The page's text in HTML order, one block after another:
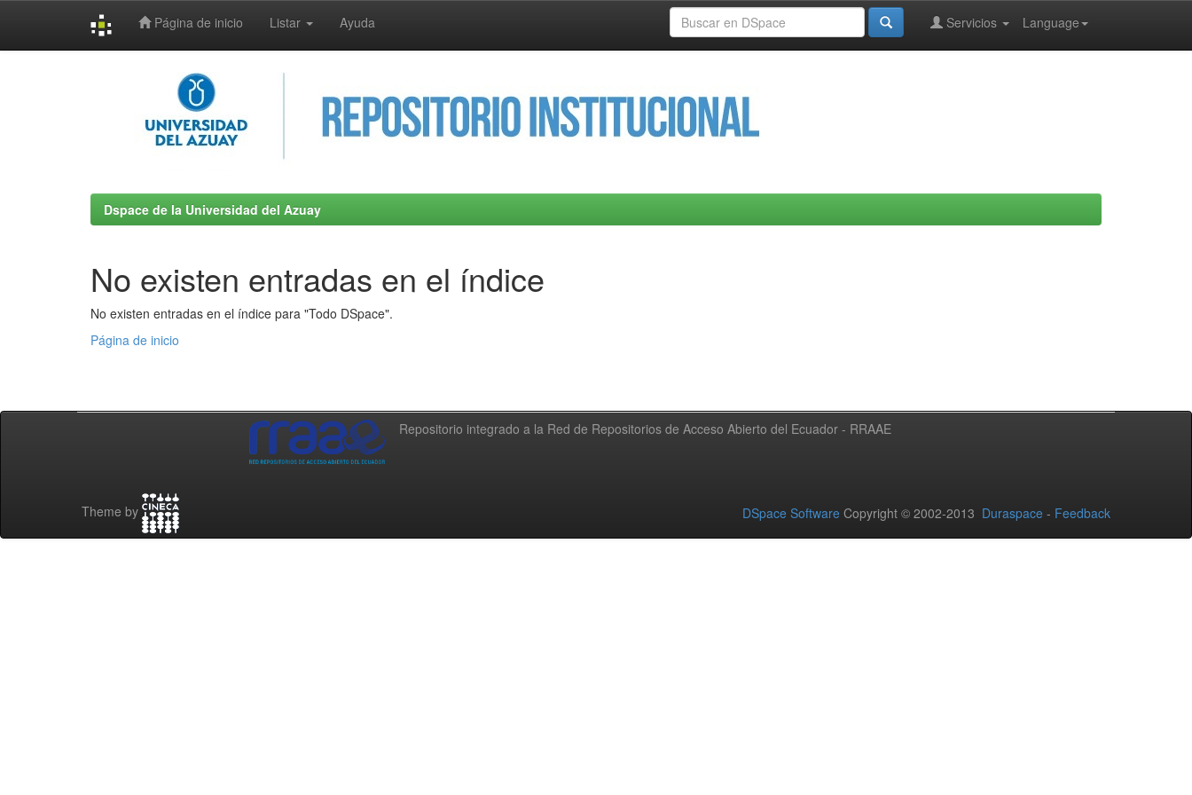
Página de inicio Listar Ayuda Language
Servicios
Dspace de la Universidad del Azuay
No existen entradas en el índice
No existen entradas en el índice para "Todo DSpace".
Página de inicio
Repositorio integrado a la Red de Repositorios de Acceso Abierto del Ecuador - RRAAE
Theme by DSpace Software Copyright © 2002-2013 Duraspace - Feedback